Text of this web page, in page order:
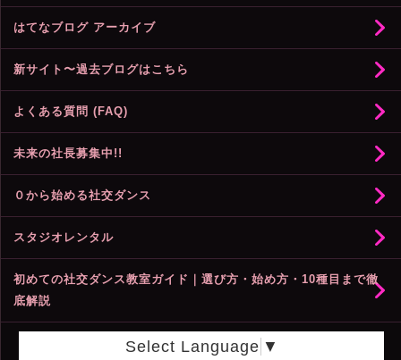
はてなブログ アーカイブ
新サイト〜過去ブログはこちら
よくある質問 (FAQ)
未来の社長募集中!!
０から始める社交ダンス
スタジオレンタル
初めての社交ダンス教室ガイド｜選び方・始め方・10種目まで徹
底解説
Select Language ▼